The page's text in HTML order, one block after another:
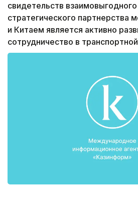
свидетельств
стратегического партнерства
и Китаем является активно
сотрудничество в